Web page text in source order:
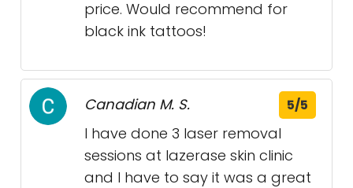
price. Would recommend for
black ink tattoos!
Canadian M. S. 5/5
I have done 3 laser removal
sessions at lazerase skin clinic
and I have to say it was a great